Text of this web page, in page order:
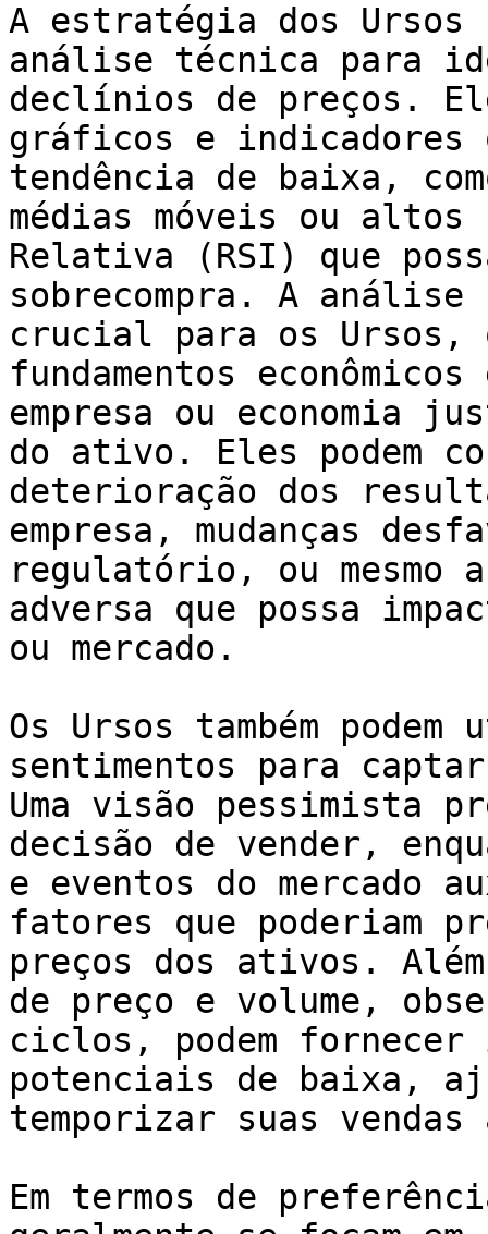
A estratégia dos
análise técnica para
declínios de preços.
gráficos e indicadores
tendência de baixa,
médias móveis ou
Relativa (RSI) que
sobrecompra. A análise
crucial para os Ursos,
fundamentos
empresa ou economia
do ativo. Eles podem
deterioração dos
empresa, mudanças
regulatório, ou mesmo a
adversa que possa
ou mercado.
Os Ursos também
sentimentos para
Uma visão pessimista
decisão de vender,
e eventos do mercado
fatores que poderiam
preços dos ativos.
de preço e volume,
ciclos, podem
potenciais de baixa,
temporizar suas
Em termos de